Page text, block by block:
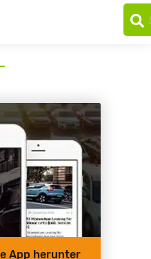
App herunter